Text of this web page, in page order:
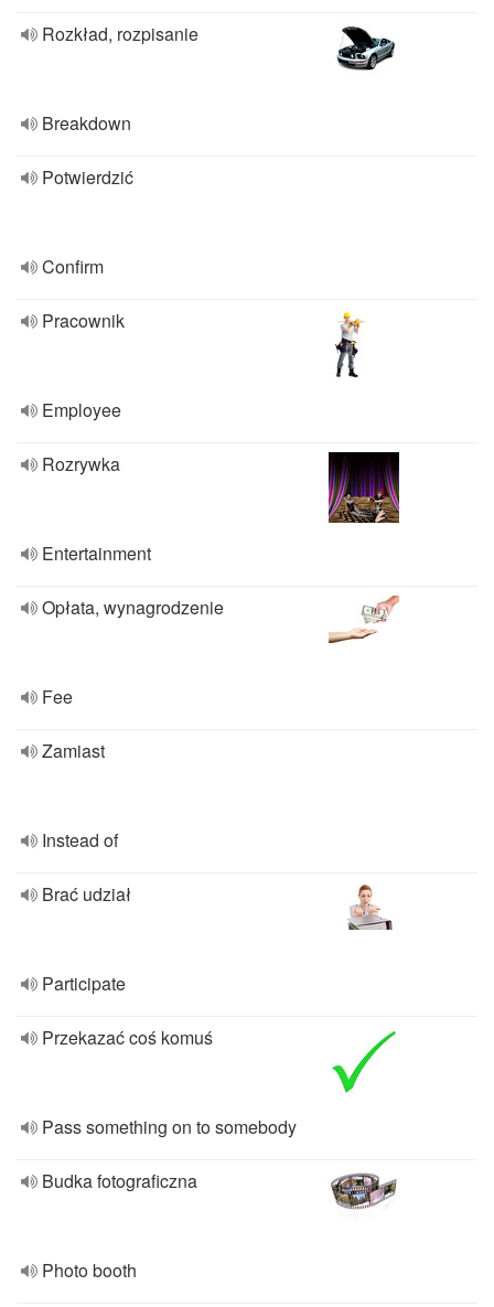
Rozkład, rozpisanie
Breakdown
Potwierdzić
Confirm
Pracownik
Employee
Rozrywka
Entertainment
Opłata, wynagrodzenie
Fee
Zamiast
Instead of
Brać udział
Participate
Przekazać coś komuś
Pass something on to somebody
Budka fotograficzna
Photo booth